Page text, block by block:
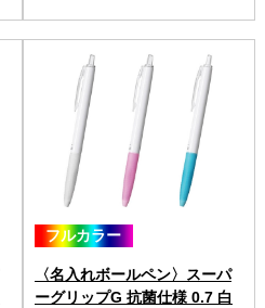
フルカラー
〈名入れボールペン〉スーパ
ーグリップG 抗菌仕様 0.7 白